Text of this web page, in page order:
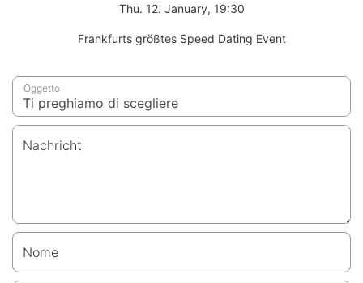
Thu. 12. January, 19:30
Frankfurts größtes Speed Dating Event
Oggetto
Nachricht
Nome